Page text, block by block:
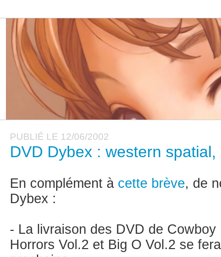
PUBLIÉ LE 12/06/2002
DVD Dybex : western
En complément à cette brève, de
Dybex :
- La livraison des DVD de
Horrors Vol.2 et Big O Vol.2 se